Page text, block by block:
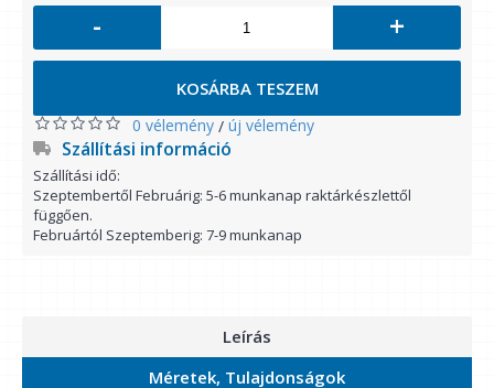
- +
KOSÁRBA TESZEM
0 vélemény / új vélemény
Szállítási információ
Szállítási idő:
Szeptembertől Februárig: 5-6 munkanap raktárkészlettől
függően.
Februártól Szeptemberig: 7-9 munkanap
Leírás
Méretek, Tulajdonságok